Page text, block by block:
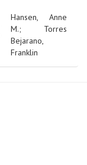
Hansen, Anne
M.; Torres
Bejarano,
Franklin